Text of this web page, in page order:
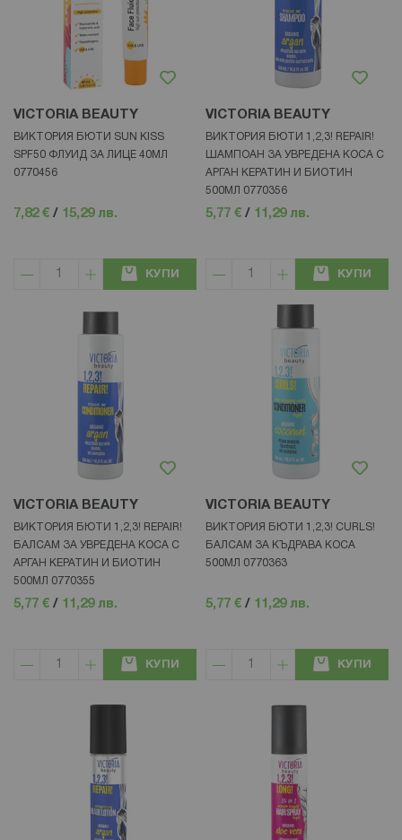
VICTORIA BEAUTY
ВИКТОРИЯ БЮТИ SUN KISS
SPF50 ФЛУИД ЗА ЛИЦЕ 40МЛ
0770456
7,82 € / 15,29 лв.
КУПИ
VICTORIA BEAUTY
ВИКТОРИЯ БЮТИ 1,2,3! REPAIR!
ШАМПОАН ЗА УВРЕДЕНА КОСА С
АРГАН КЕРАТИН И БИОТИН
500МЛ 0770356
5,77 € / 11,29 лв.
КУПИ
VICTORIA BEAUTY
ВИКТОРИЯ БЮТИ 1,2,3! REPAIR!
БАЛСАМ ЗА УВРЕДЕНА КОСА С
АРГАН КЕРАТИН И БИОТИН
500МЛ 0770355
5,77 € / 11,29 лв.
КУПИ
VICTORIA BEAUTY
ВИКТОРИЯ БЮТИ 1,2,3! CURLS!
БАЛСАМ ЗА КЪДРАВА КОСА
500МЛ 0770363
5,77 € / 11,29 лв.
КУПИ